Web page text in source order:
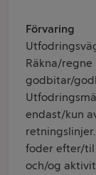
Förvaring
Räkna/
godbitar/
endast/kun
foder efter/til
och/og